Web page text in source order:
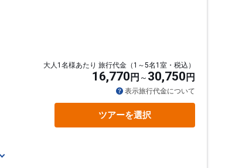
大人1名様あたり 旅行代金（1～5名1室・税込）
16,770 円 30,750 円
表示旅行代金について
ツアーを選択